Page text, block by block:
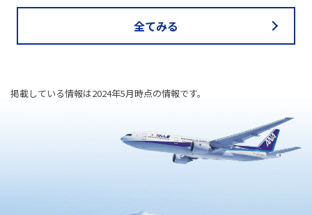
全てみる
掲載している情報は2024年5月時点の情報です。